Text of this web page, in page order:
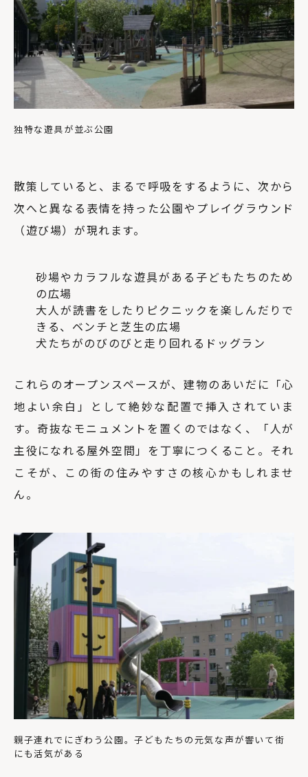
独特な遊具が並ぶ公園
散策していると、まるで呼吸をするように、次から
次へと異なる表情を持った公園やプレイグラウンド
（遊び場）が現れます。
砂場やカラフルな遊具がある子どもたちのため
の広場
大人が読書をしたりピクニックを楽しんだりで
きる、ベンチと芝生の広場
犬たちがのびのびと走り回れるドッグラン
これらのオープンスペースが、建物のあいだに「心
地よい余白」として絶妙な配置で挿入されていま
す。奇抜なモニュメントを置くのではなく、「人が
主役になれる屋外空間」を丁寧につくること。それ
こそが、この街の住みやすさの核心かもしれませ
ん。
親子連れでにぎわう公園。子どもたちの元気な声が響いて街
にも活気がある